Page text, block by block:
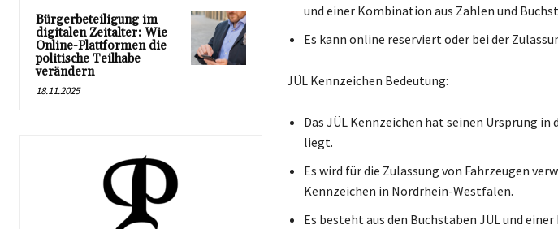
Bürgerbeteiligung im
digitalen Zeitalter: Wie
Online-Plattformen die
politische Teilhabe
verändern
18.11.2025
und einer Kombination aus Zahlen und
Es kann online reserviert oder bei der
JÜL Kennzeichen Bedeutung:
Das JÜL Kennzeichen hat seinen Ursprung
liegt.
Es wird für die Zulassung von Fahrzeugen
Kennzeichen in Nordrhein-Westfalen.
Es besteht aus den Buchstaben JÜL und